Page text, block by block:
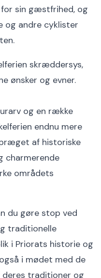
sin gæstfrihed, og
og andre cyklister
skræddersys,
ønsker og evner.
og en række
endnu mere
af historiske
charmerende
områdets
du gøre stop ved
traditionelle
i Priorats historie og
i mødet med de
deres traditioner og